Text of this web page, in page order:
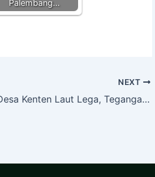
Palembang…
NEXT
Warga Desa Kenten Laut Lega, Tegangan Listrik Ditingkatkan PLN